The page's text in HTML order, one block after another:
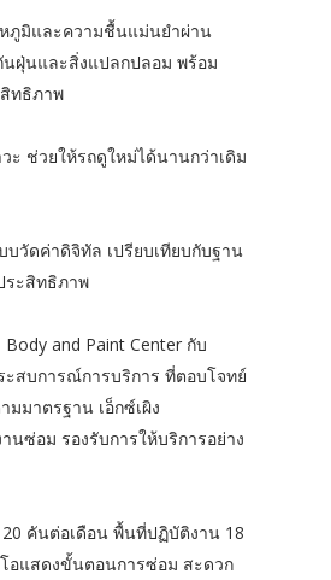
ภูมิและความชื้นแม่นยำผ่าน
ฝุ่นและสิ่งแปลกปลอม พร้อม
ทธิภาพ
ะ ช่วยให้รถดูใหม่ได้นานกว่าเดิม
บวัดค่าดิจิทัล เปรียบเทียบกับฐาน
ระสิทธิภาพ
and Paint Center กับ
สบการณ์การบริการ ที่ตอบโจทย์
มาตรฐาน เอ็กซ์เผิง
ซ่อม รองรับการให้บริการอย่าง
คันต่อเดือน พื้นที่ปฏิบัติงาน 18
อแสดงขั้นตอนการซ่อม สะดวก